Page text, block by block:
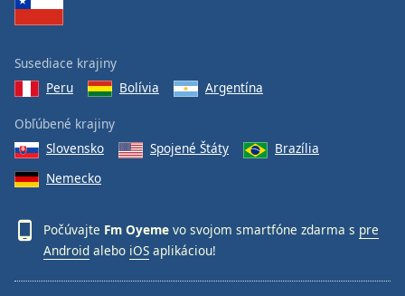
Susediace krajiny
Peru
Bolívia Argentína
Obľúbené krajiny
Slovensko
Spojené Štáty
Brazília
Nemecko
Počúvajte Fm Oyeme vo svojom smartfóne zdarma s pre
Android alebo iOS aplikáciou!